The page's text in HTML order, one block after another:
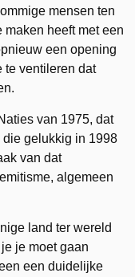
mensen ten
heeft met een
een opening
te ventileren dat
van 1975, dat
gelukkig in 1998
van dat
algemeen
land ter wereld
je moet gaan
een duidelijke